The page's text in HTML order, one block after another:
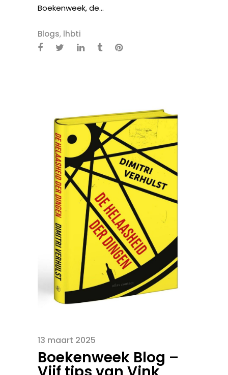
Boekenweek, de...
Blogs, lhbti
13 maart 2025
Boekenweek Blog –